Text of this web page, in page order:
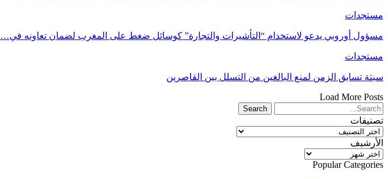
مستجدات
مسؤول أوروبي يدعو لاستخدام “التأشيرات والتجارة” كوسائل ضغط على المغرب لضمان تعاونه في…
مستجدات
سبتة تسابق الزمن لمنع البالغين من التسلل بين القاصرين
Load More Posts
تصنيفات
تصنيفات
الأرشيف
الأرشيف
Popular Categories